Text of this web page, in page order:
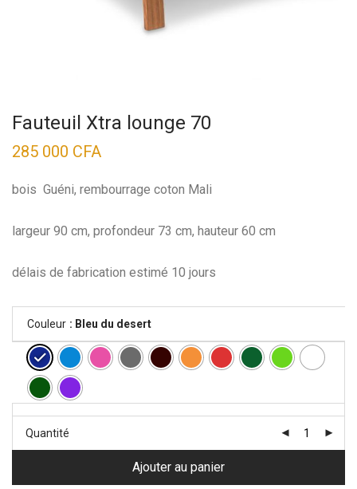
Fauteuil Xtra lounge 70
285 000 CFA
bois Guéni, rembourrage coton Mali
largeur 90 cm, profondeur 73 cm, hauteur 60 cm
délais de fabrication estimé 10 jours
Couleur : Bleu du desert
Quantité
Ajouter au panier